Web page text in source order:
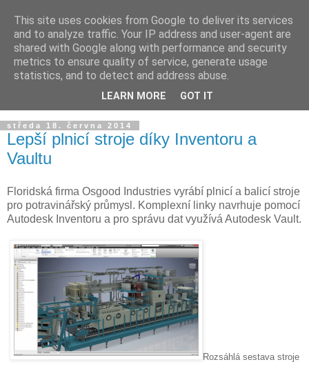
středa 18. června 2014
Lepší plnicí stroje díky Inventoru a
Vaultu
Floridská firma Osgood Industries vyrábí plnicí a balicí stroje
pro potravinářský průmysl. Komplexní linky navrhuje pomocí
Autodesk Inventoru a pro správu dat využívá Autodesk Vault.
Rozsáhlá sestava stroje
This site uses cookies from Google to deliver its services
and to analyze traffic. Your IP address and user-agent are
shared with Google along with performance and security
metrics to ensure quality of service, generate usage
statistics, and to detect and address abuse.
LEARN MORE GOT IT